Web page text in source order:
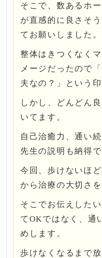
そこで、数あるホ
が直感的に良さそ
てお願いしました。
整体はきつくなく
メージだったので
夫なの？」という印
しかし、どんどん
いてます。
自己治癒力、通い
先生の説明も納得で
今回、歩けないほ
から治療の大切さ
そこでお伝えした
てOKではなく、通
めします。
歩けなくなるまで